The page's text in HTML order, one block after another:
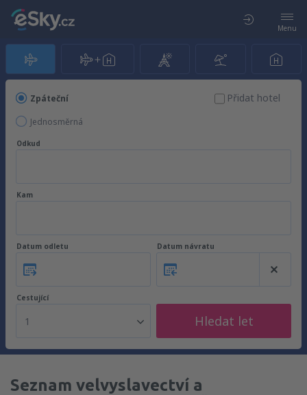
Menu
Zpáteční
Jednosměrná
Přidat hotel
Odkud
Kam
Datum odletu Datum návratu
Cestující
1 Hledat let
Seznam velvyslavectví a